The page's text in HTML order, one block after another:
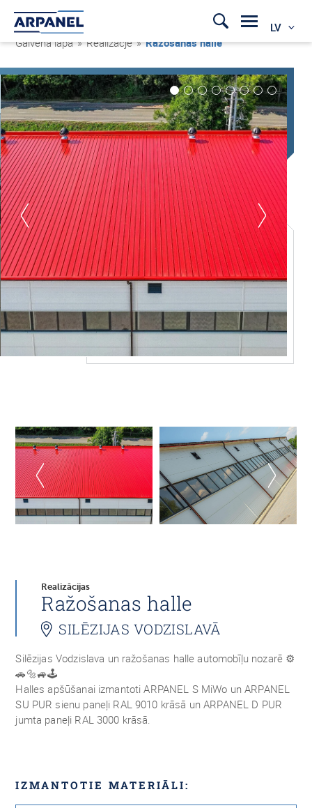
LV
Galvenā lapa » Realizacje »Ražošanas halle
Realizācijas
Ražošanas halle
SILĒZIJAS VODZISLAVĀ
Silēzijas Vodzislava un ražošanas halle automobīļu nozarē ⚙️
🚗🔩🚙🕹
Halles apšūšanai izmantoti ARPANEL S MiWo un ARPANEL
SU PUR sienu paneļi RAL 9010 krāsā un ARPANEL D PUR
jumta paneļi RAL 3000 krāsā.
IZMANTOTIE MATERIĀLI: